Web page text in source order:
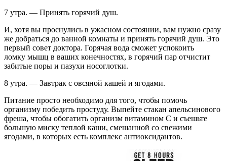
7 утра. — Принять горячий душ.
И, хотя вы проснулись в ужасном состоянии, вам нужно сразу
же добраться до ванной комнаты и принять горячий душ. Это
первый совет доктора. Горячая вода сможет успокоить
ломку мышц в ваших конечностях, в горячий пар отчистит
забитые поры и пазухи носоглотки.
8 утра. — Завтрак с овсяной кашей и ягодами.
Питание просто необходимо для того, чтобы помочь
организму победить простуду. Выпейте стакан апельсинового
фреша, чтобы обогатить организм витамином С и съешьте
большую миску теплой каши, смешанной со свежими
ягодами, в которых есть комплекс антиоксидантов.